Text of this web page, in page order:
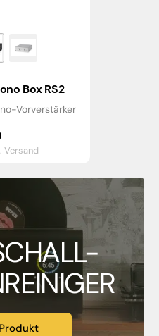
Box RS2
Vorverstärker
Versand